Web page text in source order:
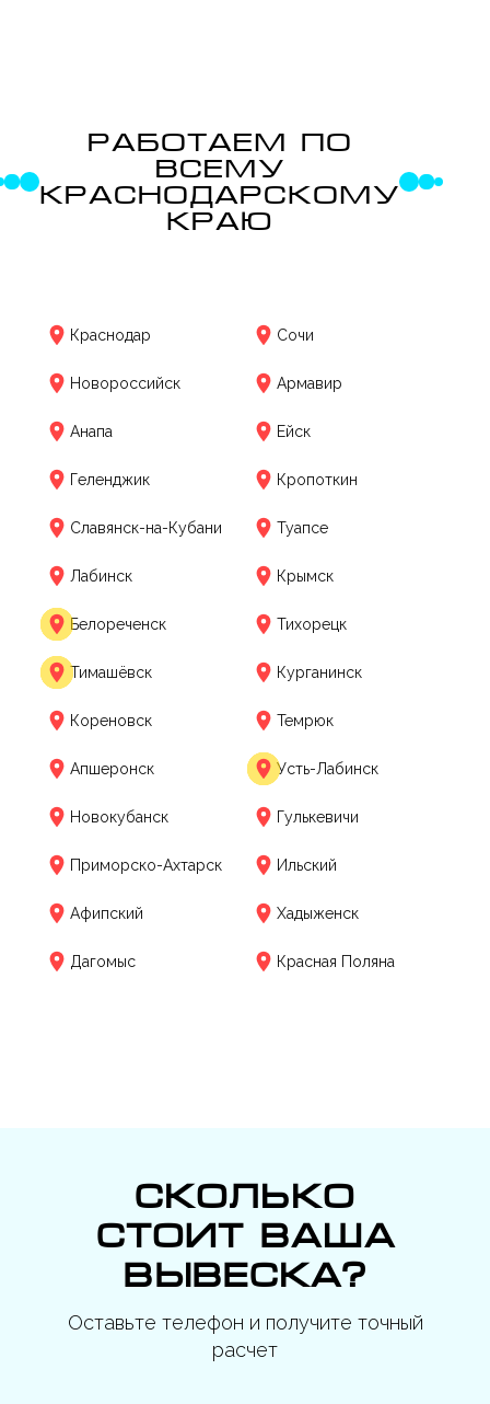
РАБОТАЕМ ПО
ВСЕМУ
КРАСНОДАРСКОМУ
КРАЮ
Краснодар Сочи
Новороссийск Армавир
Анапа Ейск
Геленджик Кропоткин
Славянск-на-Кубани Туапсе
Лабинск Крымск
Белореченск Тихорецк
Тимашёвск Курганинск
Кореновск Темрюк
Апшеронск Усть-Лабинск
Новокубанск Гулькевичи
Приморско-Ахтарск Ильский
Афипский Хадыженск
Дагомыс Красная Поляна
Сколько
стоит ваша
вывеска?
Оставьте телефон и получите точный
расчет